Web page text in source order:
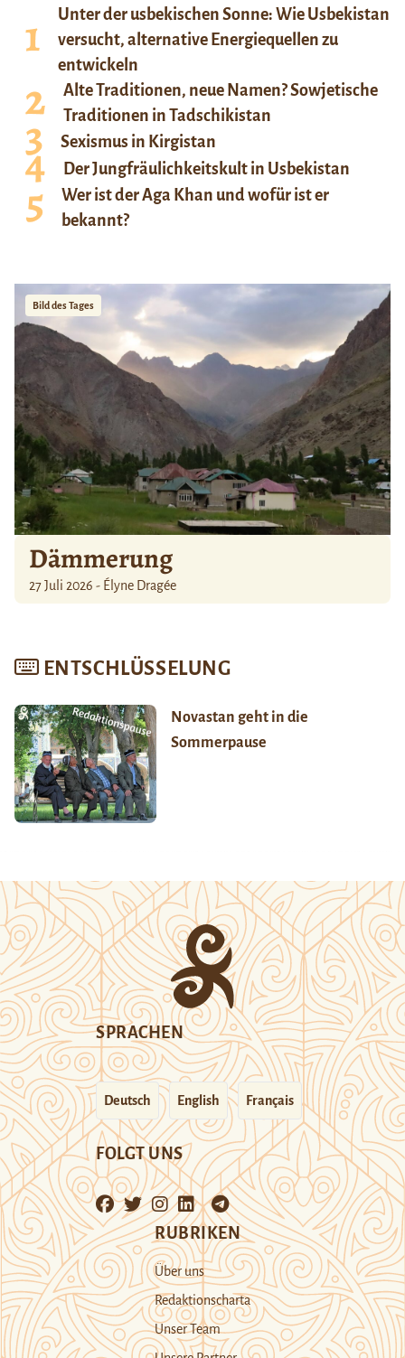
Unter der usbekischen Sonne: Wie Usbekistan
versucht, alternative Energiequellen zu
entwickeln
Alte Traditionen, neue Namen? Sowjetische
Traditionen in Tadschikistan
Sexismus in Kirgistan
Der Jungfräulichkeitskult in Usbekistan
Wer ist der Aga Khan und wofür ist er
bekannt?
Bild des Tages
Dämmerung
27 Juli 2026 - Élyne Dragée
ENTSCHLÜSSELUNG
Novastan geht in die
Sommerpause
SPRACHEN
Deutsch English Français
FOLGT UNS
RUBRIKEN
Über uns
Redaktionscharta
Unser Team